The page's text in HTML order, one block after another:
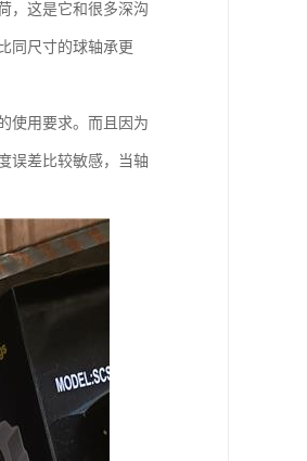
，这是它和很多深沟
同尺寸的球轴承更
使用要求。而且因为
误差比较敏感，当轴